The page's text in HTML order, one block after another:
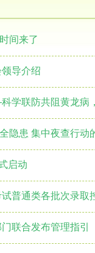
间来了
导介绍
防共阻黄龙病，携手
隐患 集中夜查行动
启动
普通类各批次录取
联合发布管理指引